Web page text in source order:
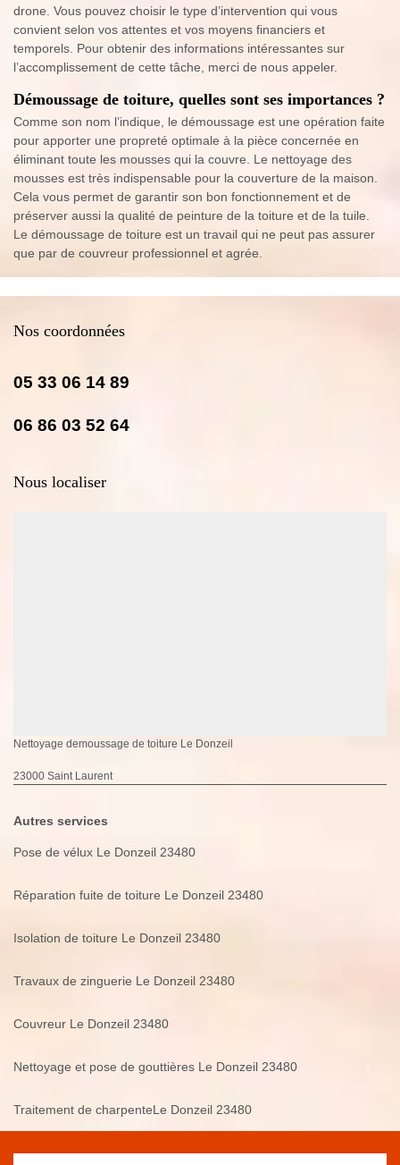
drone. Vous pouvez choisir le type d’intervention qui vous
convient selon vos attentes et vos moyens financiers et
temporels. Pour obtenir des informations intéressantes sur
l’accomplissement de cette tâche, merci de nous appeler.
Démoussage de toiture, quelles sont ses importances ?
Comme son nom l’indique, le démoussage est une opération faite
pour apporter une propreté optimale à la pièce concernée en
éliminant toute les mousses qui la couvre. Le nettoyage des
mousses est très indispensable pour la couverture de la maison.
Cela vous permet de garantir son bon fonctionnement et de
préserver aussi la qualité de peinture de la toiture et de la tuile.
Le démoussage de toiture est un travail qui ne peut pas assurer
que par de couvreur professionnel et agrée.
Nos coordonnées
05 33 06 14 89
06 86 03 52 64
Nous localiser
Nettoyage demoussage de toiture Le Donzeil
23000 Saint Laurent
Autres services
Pose de vélux Le Donzeil 23480
Réparation fuite de toiture Le Donzeil 23480
Isolation de toiture Le Donzeil 23480
Travaux de zinguerie Le Donzeil 23480
Couvreur Le Donzeil 23480
Nettoyage et pose de gouttières Le Donzeil 23480
Traitement de charpenteLe Donzeil 23480